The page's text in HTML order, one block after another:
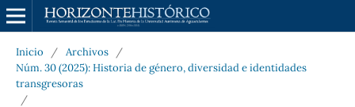
Inicio / Archivos
/
Núm. 30 (2025): Historia de género, diversidad e identidades
transgresoras
/